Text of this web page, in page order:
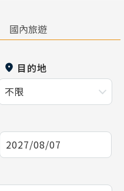
國內旅遊
目的地